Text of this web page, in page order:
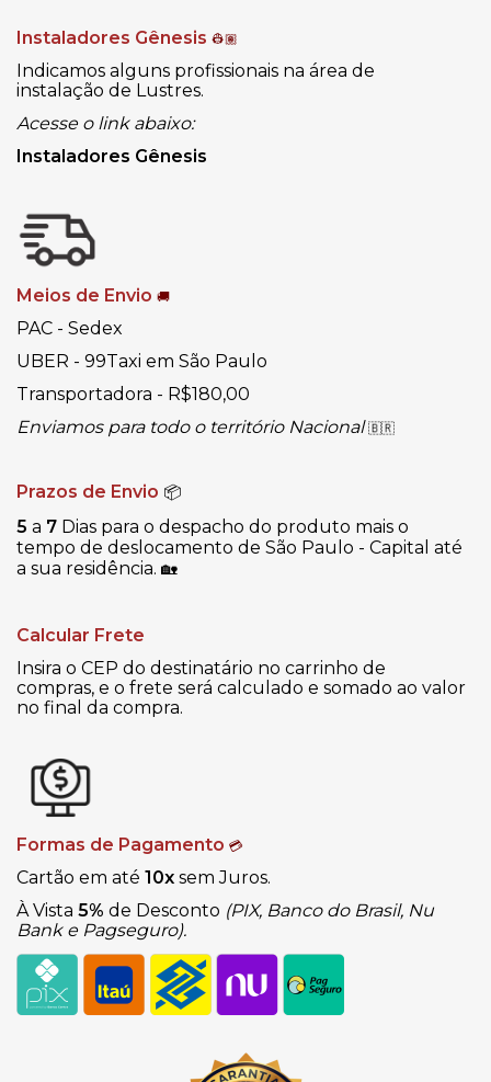
Instaladores Gênesis 👷🏽
Indicamos alguns profissionais na área de
instalação de Lustres.
Acesse o link abaixo:
Instaladores Gênesis
Meios de Envio 🚚
PAC - Sedex
UBER - 99Taxi em São Paulo
Transportadora - R$180,00
Enviamos para todo o território Nacional🇧🇷
Prazos de Envio 📦
5 a 7 Dias para o despacho do produto mais o
tempo de deslocamento de São Paulo - Capital até
a sua residência. 🏡
Calcular Frete
Insira o CEP do destinatário no carrinho de
compras, e o frete será calculado e somado ao valor
no final da compra.
Formas de Pagamento 💳
Cartão em até 10x sem Juros.
À Vista 5% de Desconto (PIX, Banco do Brasil, Nu
Bank e Pagseguro).